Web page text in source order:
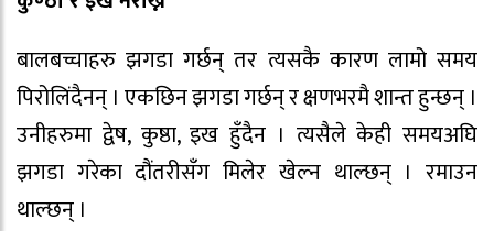
बालबच्चाहरु झगडा गर्छन् तर त्यसकै कारण लामो समय
पिरोलिंदैनन् । एकछिन झगडा गर्छन् र क्षणभरमै शान्त हुन्छन् ।
उनीहरुमा द्वेष, कुष्ठा, इख हुँदैन । त्यसैले केही समयअघि
झगडा गरेका दौंतरीसँग मिलेर खेल्न थाल्छन् । रमाउन
थाल्छन् ।